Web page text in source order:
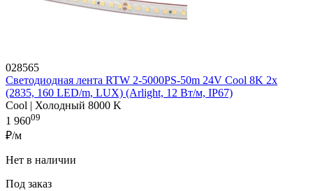
028565
Светодиодная лента RTW 2-5000PS-50m 24V Cool 8K 2x
(2835, 160 LED/m, LUX) (Arlight, 12 Вт/м, IP67)
Cool | Холодный 8000 K
1 96009
₽/м
Нет в наличии
Под заказ